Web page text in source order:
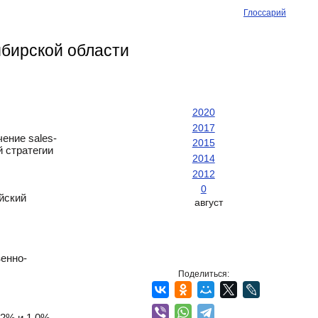
Глоссарий
области
sales-
2020
2017
2015
2014
2012
0
август
Поделиться: